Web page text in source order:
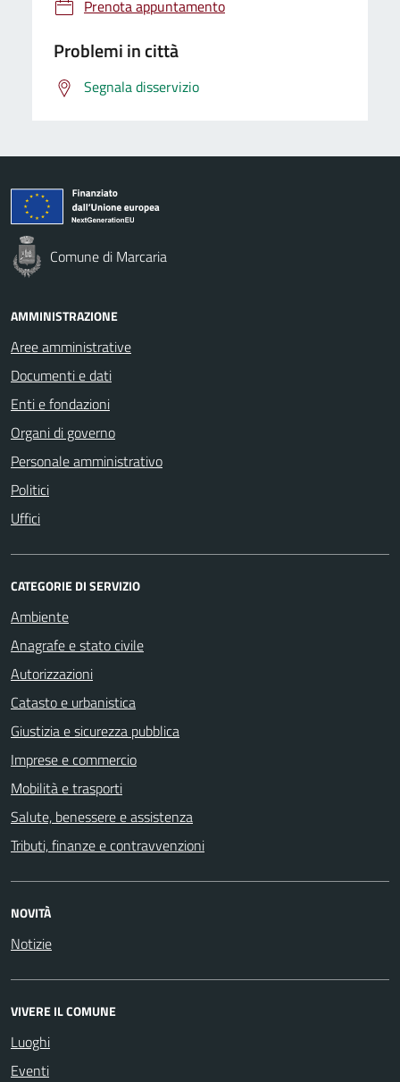
Prenota appuntamento
Problemi in città
Segnala disservizio
Comune di Marcaria
AMMINISTRAZIONE
Aree amministrative
Documenti e dati
Enti e fondazioni
Organi di governo
Personale amministrativo
Politici
Uffici
CATEGORIE DI SERVIZIO
Ambiente
Anagrafe e stato civile
Autorizzazioni
Catasto e urbanistica
Giustizia e sicurezza pubblica
Imprese e commercio
Mobilità e trasporti
Salute, benessere e assistenza
Tributi, finanze e contravvenzioni
NOVITÀ
Notizie
VIVERE IL COMUNE
Luoghi
Eventi